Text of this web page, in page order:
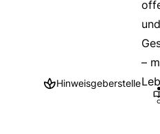
–
Hinweisgeberstelle